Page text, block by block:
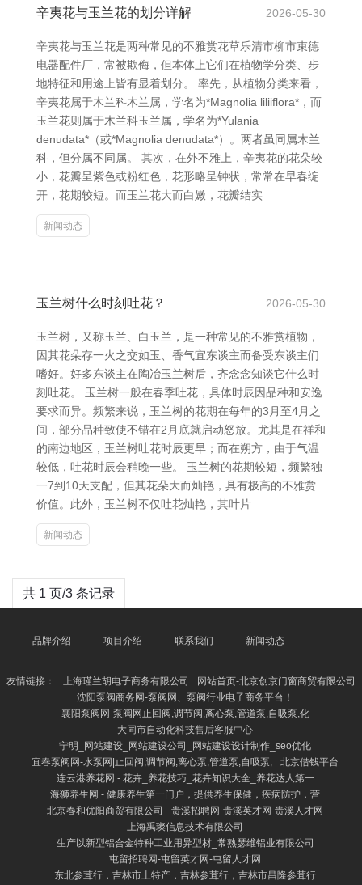
辛夷花与玉兰花的划分详解 2026-05-30
辛夷花与玉兰花是两种常见的不雅赏花草乐清市柳市束德
电器配件厂，常被欺侮，但本体上它们在植物学分类、步
地特征和用途上皆有显着划分。 率先，从植物分类来看，
辛夷花属于木兰科木兰属，学名为*Magnolia liliiflora*，而
玉兰花则属于木兰科玉兰属，学名为*Yulania
denudata*（或*Magnolia denudata*）。两者虽同属木兰
科，但分属不同属。 其次，在外不雅上，辛夷花的花朵较
小，花瓣呈紫色或粉红色，花形略呈钟状，常常在早春绽
开，花期较短。而玉兰花大而白嫩，花瓣结实
新闻动态
玉兰树什么时刻吐花？ 2026-05-30
玉兰树，又称玉兰、白玉兰，是一种常见的不雅赏植物，
因其花朵存一火之交如玉、香气宜东谈主而备受东谈主们
嗜好。好多东谈主在陶冶玉兰树后，齐念念知谈它什么时
刻吐花。 玉兰树一般在春季吐花，具体时辰因品种和安逸
要求而异。频繁来说，玉兰树的花期在每年的3月至4月之
间，部分品种致使不错在2月底就启动怒放。尤其是在祥和
的南边地区，玉兰树吐花时辰更早；而在朔方，由于气温
较低，吐花时辰会稍晚一些。 玉兰树的花期较短，频繁独
一7到10天支配，但其花朵大而灿艳，具有极高的不雅赏
价值。此外，玉兰树不仅吐花灿艳，其叶片
新闻动态
共 1 页/3 条记录
品牌介绍 项目介绍 联系我们 新闻动态
友情链接： 上海瑾兰胡电子商务有限公司
网站首页-北京创京门窗商贸有限公司
沈阳泵阀商务网-泵阀网、泵阀行业电子商务平台！
襄阳泵阀网-泵阀网止回阀,调节阀,离心泵,管道泵,自吸泵,化
大同市自动化科技售后客服中心
宁明_网站建设_网站建设公司_网站建设设计制作_seo优化
宜春泵阀网-水泵网|止回阀,调节阀,离心泵,管道泵,自吸泵,
北京借钱平台
连云港养花网 - 花卉_养花技巧_花卉知识大全_养花达人第一
海狮养生网 - 健康养生第一门户，提供养生保健，疾病防护，营
北京春和优阳商贸有限公司
贵溪招聘网-贵溪英才网-贵溪人才网
上海禹璨信息技术有限公司
生产以新型铝合金特种工业用异型材_常熟瑟维铝业有限公司
屯留招聘网-屯留英才网-屯留人才网
东北参茸行，吉林市土特产，吉林参茸行，吉林市昌隆参茸行